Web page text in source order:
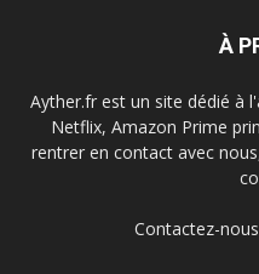
À
Ayther.fr est un site dédié à
Netflix, Amazon Prime
rentrer en contact avec
Contactez-